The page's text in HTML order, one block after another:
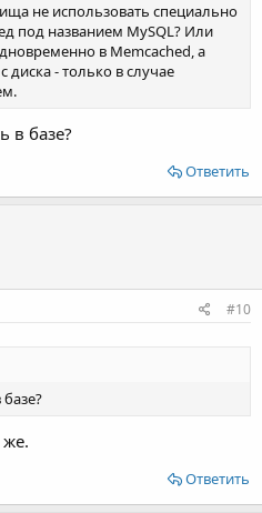
не использовать специально
под названием MySQL? Или
в Memcached, а
диска - только в случае
в базе?
Ответить
#10
Ответить